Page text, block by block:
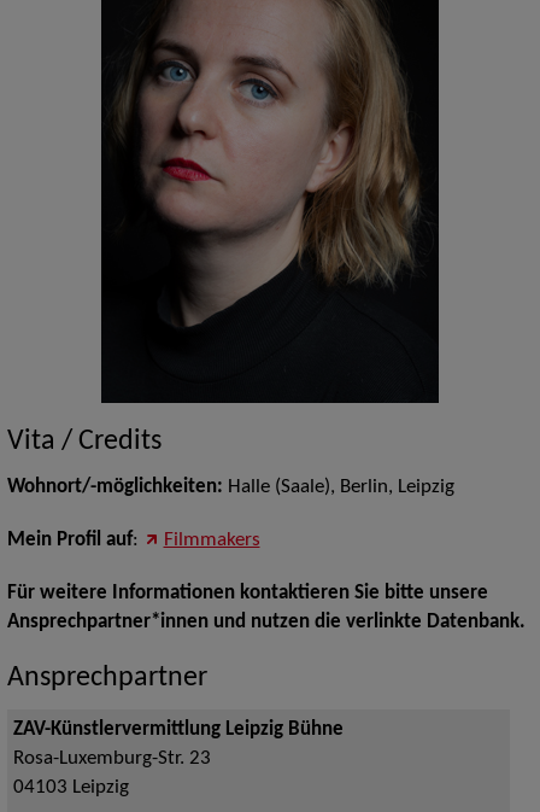
Vita / Credits
Wohnort/-möglichkeiten: Halle (Saale), Berlin, Leipzig
Mein Profil auf: Filmmakers
Für weitere Informationen kontaktieren Sie bitte unsere
Ansprechpartner*innen und nutzen die verlinkte Datenbank.
Ansprechpartner
ZAV-Künstlervermittlung Leipzig Bühne
Rosa-Luxemburg-Str. 23
04103 Leipzig